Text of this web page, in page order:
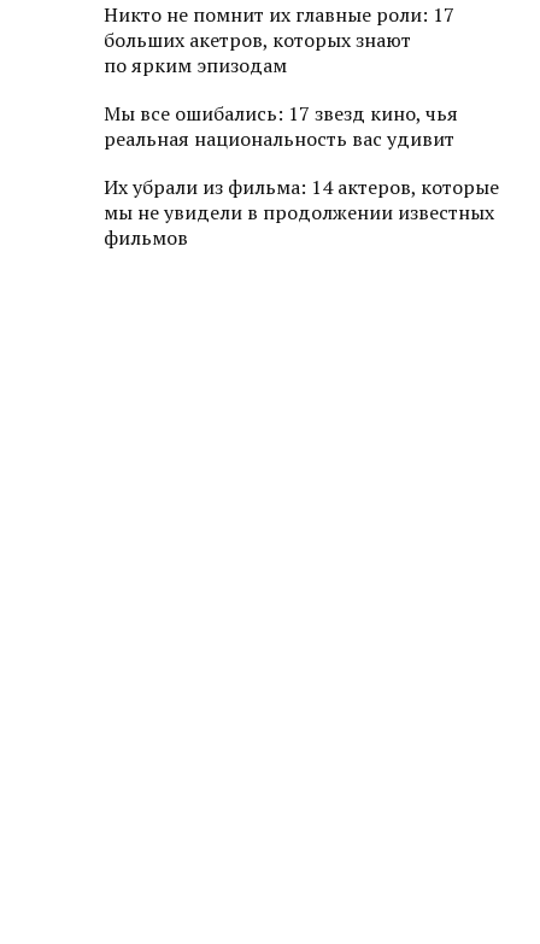
Никто не помнит их главные роли: 17
больших акетров, которых знают
по ярким эпизодам
Мы все ошибались: 17 звезд кино, чья
реальная национальность вас удивит
Их убрали из фильма: 14 актеров, которые
мы не увидели в продолжении известных
фильмов